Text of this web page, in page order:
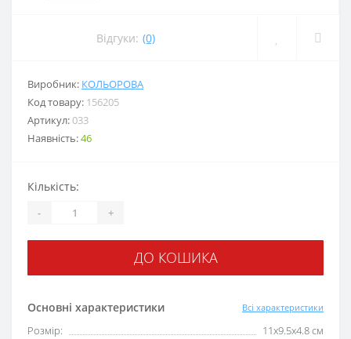
Відгуки: (0)
Виробник: КОЛЬОРОВА
Код товару: 156205
Артикул:033
Наявність:46
Основні характеристики Всі характеристики
Розмір:
11х9.5х4.8 см
Кількість:
- +
ДО КОШИКА